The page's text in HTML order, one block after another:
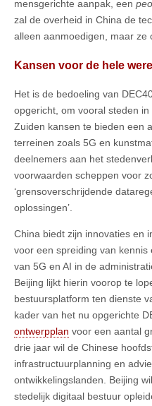
mensgerichte aanpak, een
zal de overheid in China de
alleen aanmoedigen, maar ze
Kansen voor de hele
Het is de bedoeling van
opgericht, om vooral steden
Zuiden kansen te bieden een
terreinen zoals 5G en
deelnemers aan het
voorwaarden scheppen voor
‘grensoverschrijdende
oplossingen’.
China biedt zijn innovaties en
voor een spreiding van
van 5G en AI in de
Beijing lijkt hierin voorop te
bestuursplatform ten dienste
kader van het nu opgerichte
ontwerpplan voor een aantal
drie jaar wil de Chinese
infrastructuurplanning en
ontwikkelingslanden. Beijing
stedelijk digitaal bestuur